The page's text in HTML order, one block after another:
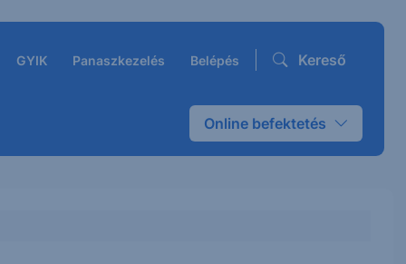
GYIK Panaszkezelés Belépés Kereső
Online befektetés